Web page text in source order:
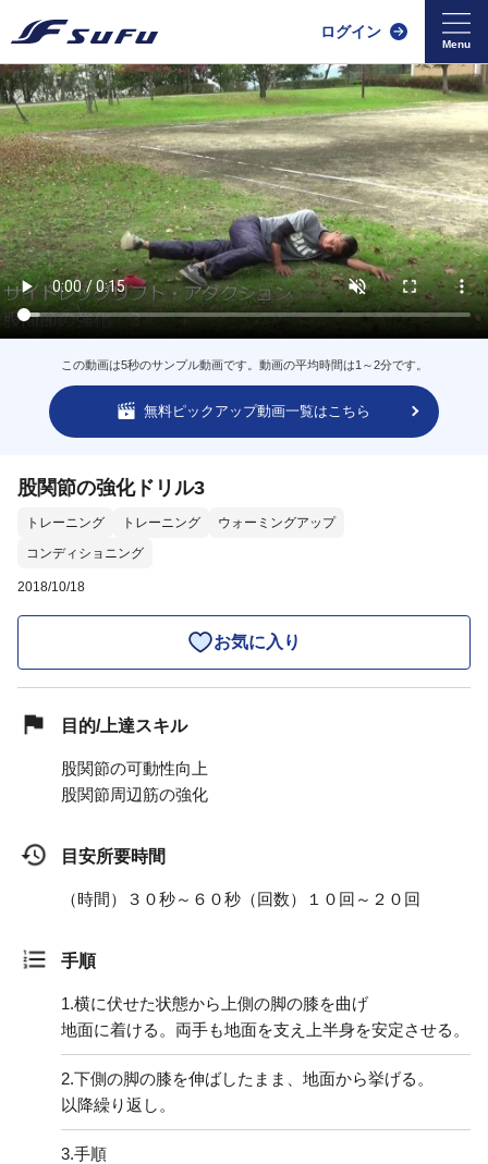
ログイン
この動画は5秒のサンプル動画です。動画の平均時間は1～2分です。
無料ピックアップ動画一覧はこちら
股関節の強化ドリル3
トレーニング トレーニング
ウォーミングアップ
コンディショニング
2018/10/18
お気に入り
目的/上達スキル
股関節の可動性向上
股関節周辺筋の強化
目安所要時間
（時間）３０秒～６０秒（回数）１０回～２０回
手順
1.横に伏せた状態から上側の脚の膝を曲げ
地面に着ける。両手も地面を支え上半身を安定させる。
2.下側の脚の膝を伸ばしたまま、地面から挙げる。
以降繰り返し。
3.手順